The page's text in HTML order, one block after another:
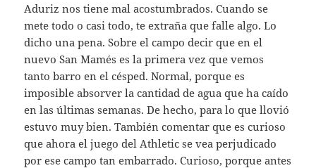
Aduriz nos tiene mal acostumbrados. Cuando se
mete todo o casi todo, te extraña que falle algo. Lo
dicho una pena. Sobre el campo decir que en el
nuevo San Mamés es la primera vez que vemos
tanto barro en el césped. Normal, porque es
imposible absorver la cantidad de agua que ha caído
en las últimas semanas. De hecho, para lo que llovió
estuvo muy bien. También comentar que es curioso
que ahora el juego del Athletic se vea perjudicado
por ese campo tan embarrado. Curioso, porque antes